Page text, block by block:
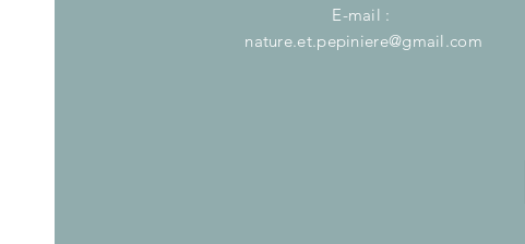
E-mail :
nature.et.pepiniere@gmail.com